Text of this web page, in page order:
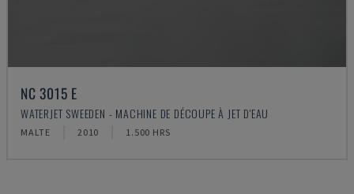
NC 3015 E
WATERJET SWEEDEN - MACHINE DE DÉCOUPE À JET D'EAU
MALTE 2010 1.500 HRS